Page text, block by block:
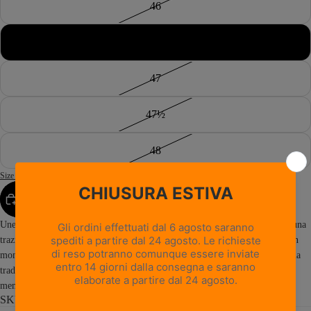
46
47
47½
48
Size Guide
AGGIUNGI AL CARRELLO
Unendo l'impermeabilità del Gore-Tex a una struttura leggera e flessibile, una
trazione versatile e l'eleganza dello scamosciato, la Metropolis GTX apre un
mondo di esplorazione ai viaggiatori. La Metropolis GTX rimane fedele alla
tradizione Zamberlan grazie alla suola Vibram® ad alta aderenza e alla
membrana Gore-Tex®... Read more
SKU: 0370CM0G-G1